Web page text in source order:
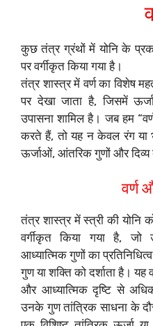
कुछ तंत्र ग्रंथों में योनि के
पर वर्गीकृत किया गया है।
तंत्र शास्त्र में वर्ण का विशेष
पर देखा जाता है, जिसमें
उपासना शामिल है। जब हम
करते हैं, तो यह न केवल रंग या
ऊर्जाओं, आंतरिक गुणों और दिव्य
वर्ण
तंत्र शास्त्र में स्त्री की योनि
वर्गीकृत किया गया है, जो
आध्यात्मिक गुणों का
गुण या शक्ति को दर्शाता है। यह
और आध्यात्मिक दृष्टि से
उनके गुण तांत्रिक साधना के